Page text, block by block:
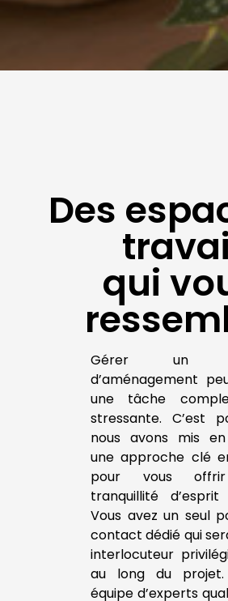
Des
qui
Gérer un
d’aménagement
une tâche
stressante. C’est
nous avons mis
une approche clé
pour vous
tranquillité d’esprit
Vous avez un seul
contact dédié qui
interlocuteur
au long du
équipe d’experts